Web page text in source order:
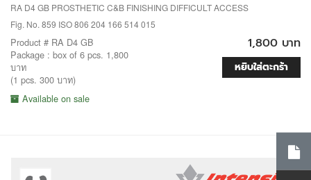
RA D4 GB PROSTHETIC C&B FINISHING DIFFICULT ACCESS
Fig. No. 859 ISO 806 204 166 514 015
Product # RA D4 GB
Package : box of 6 pcs. 1,800
บาท
(1 pcs. 300 บาท)
Available on sale
1,800 บาท
หยิบใส่ตะกร้า